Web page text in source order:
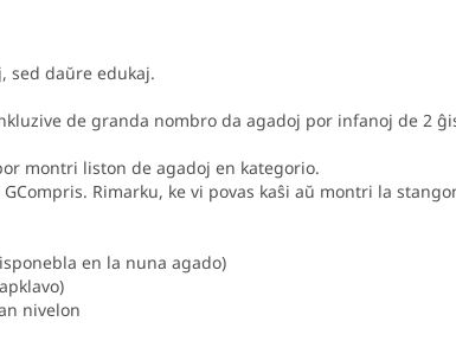
sed daŭre edukaj.
de granda nombro da agadoj por infanoj de 2
montri liston de agadoj en kategorio.
Rimarku, ke vi povas kaŝi aŭ montri la
en la nuna agado)
nivelon